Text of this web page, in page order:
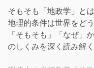
そもそも「地政学」と
地理的条件は世界をど
「そもそも」「なぜ」
のしくみを深く読み解